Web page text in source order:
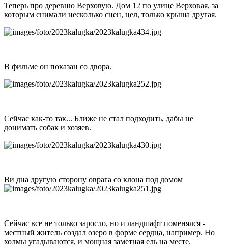
Теперь про деревню Верховую. Дом 12 по улице Верховая, за
которым снимали несколько сцен, цел, только крыша другая.
В фильме он показан со двора.
Сейчас как-то так... Ближе не стал подходить, дабы не
донимать собак и хозяев.
Ви дна другую сторону оврага со клона под домом
Сейчас все не только заросло, но и ландшафт поменялся -
местный житель создал озеро в форме сердца, например. Но
холмы угадываются, и мощная заметная ель на месте.